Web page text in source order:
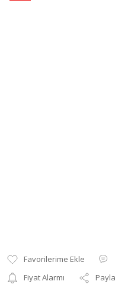
Fiyat Alarmı